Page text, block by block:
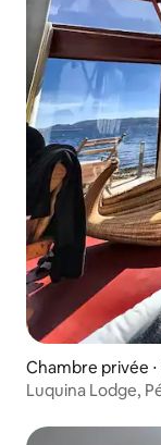
Chambre privée
Luquina Lodge,